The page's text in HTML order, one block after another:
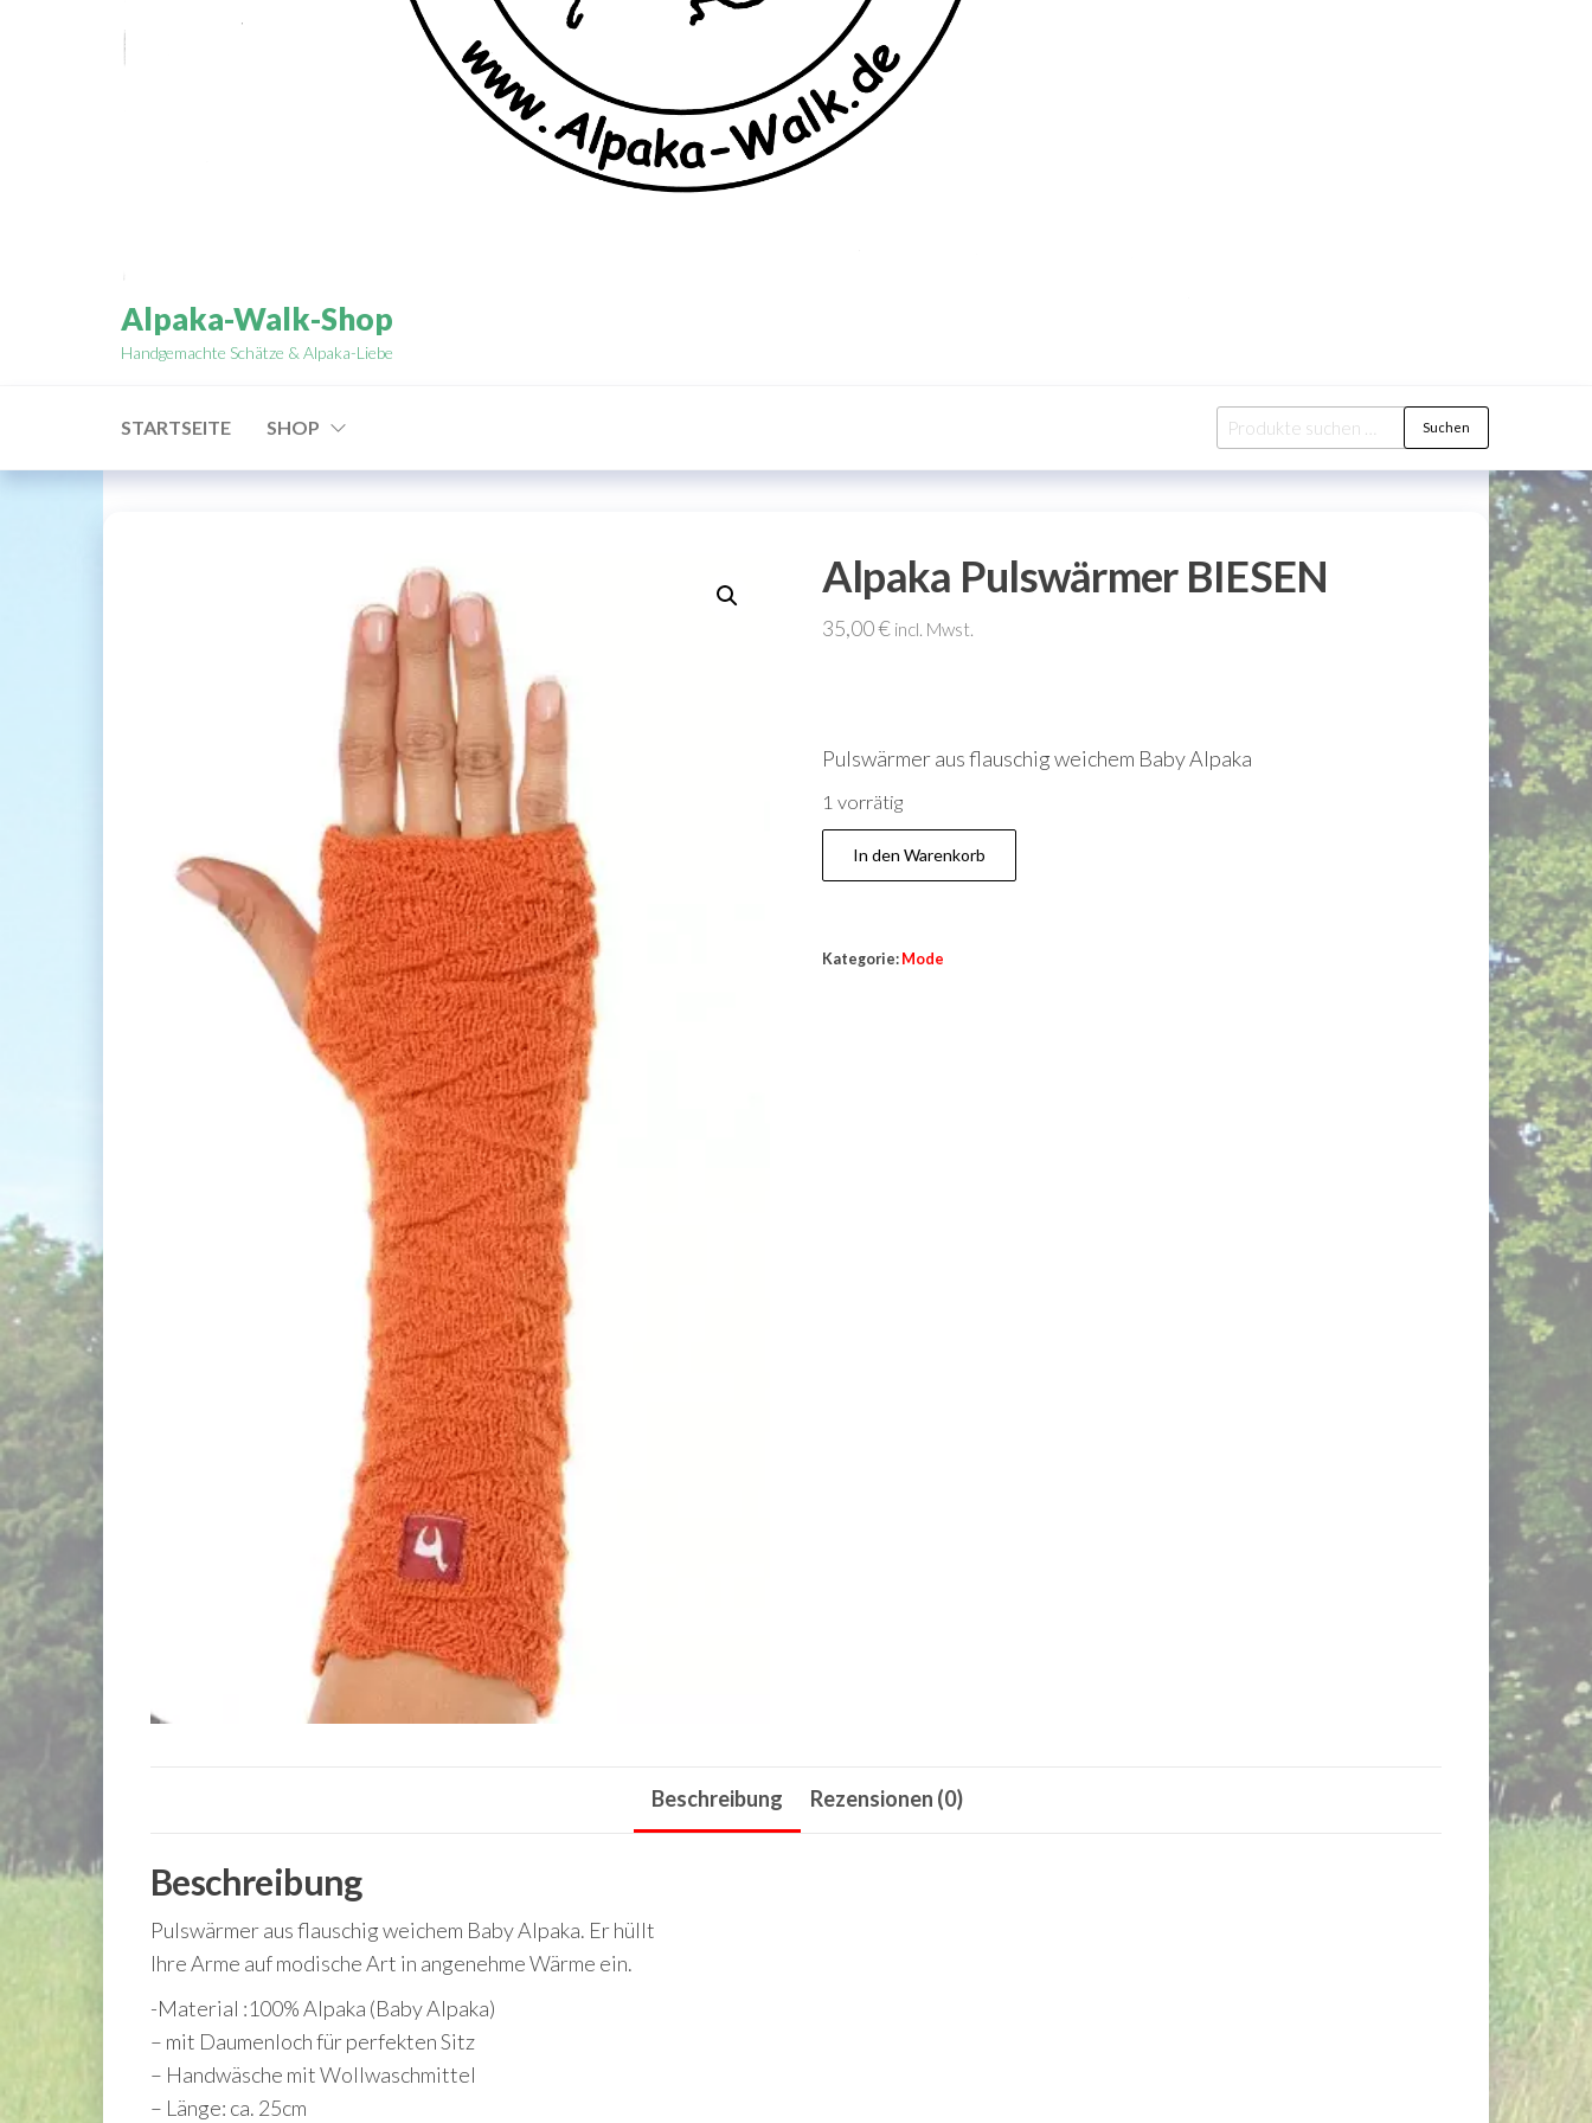
Alpaka-Walk-Shop
Handgemachte Schätze & Alpaka-Liebe
STARTSEITE SHOP
Suchen
nach:
Suchen
Alpaka Pulswärmer BIESEN
35,00€ incl. Mwst.
Pulswärmer aus flauschig weichem Baby Alpaka
1 vorrätig
Alpaka
Pulswärmer
In den Warenkorb
Kategorie: Mode
Beschreibung Rezensionen (0)
Beschreibung
Pulswärmer aus flauschig weichem Baby Alpaka. Er hüllt
Ihre Arme auf modische Art in angenehme Wärme ein.
-Material :100% Alpaka (Baby Alpaka)
– mit Daumenloch für perfekten Sitz
– Handwäsche mit Wollwaschmittel
– Länge: ca. 25cm